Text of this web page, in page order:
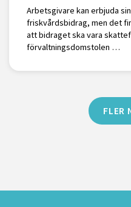
Arbetsgivare kan erbjuda
friskvårdsbidrag, men det
att bidraget ska vara
förvaltningsdomstolen …
FLER